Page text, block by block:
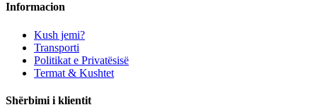
Informacion
Kush jemi?
Transporti
Politikat e Privatësisë
Termat & Kushtet
Shërbimi i klientit